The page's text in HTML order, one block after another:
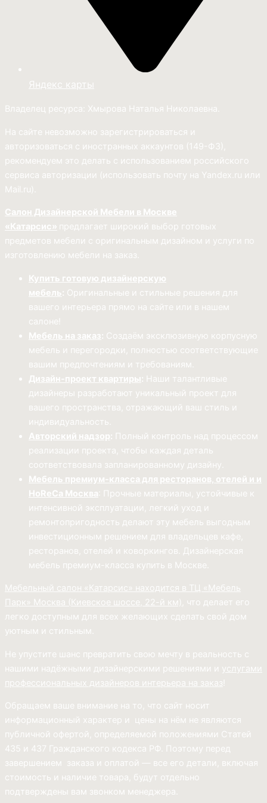
Яндекс карты
Владелец ресурса: Хмырова Наталья Николаевна.
На сайте невозможно зарегистрироваться и
авторизоваться с иностранных аккаунтов (149-ФЗ),
рекомендуем это делать с использованием российского
сервиса авторизации (использовать почту на Yandex.ru или
Mail.ru).
Салон Дизайнерской Мебели в Москве
«Катарсис» предлагает широкий выбор готовых
предметов мебели с оригинальным дизайном и услуги по
изготовлению мебели на заказ.
Купить готовую дизайнерскую
мебель: Оригинальные и стильные решения для
вашего интерьера прямо на сайте или в нашем
салоне!
Мебель на заказ: Создаём эксклюзивную корпусную
мебель и перегородки, полностью соответствующие
вашим предпочтениям и требованиям.
Дизайн-проект квартиры: Наши талантливые
дизайнеры разработают уникальный проект для
вашего пространства, отражающий ваш стиль и
индивидуальность.
Авторский надзор: Полный контроль над процессом
реализации проекта, чтобы каждая деталь
соответствовала запланированному дизайну.
Мебель премиум-класса для ресторанов, отелей и и
HoReCa Москва : Прочные материалы, устойчивые к
интенсивной эксплуатации, легкий уход и
ремонтопригодность делают эту мебель выгодным
инвестиционным решением для владельцев кафе,
ресторанов, отелей и коворкингов. Дизайнерская
мебель премиум-класса купить в Москве.
Мебельный салон «Катарсис» находится в ТЦ «Мебель
Парк» Москва ( Киевское шоссе, 22-й км)
, что делает его
легко доступным для всех желающих сделать свой дом
уютным и стильным.
Не упустите шанс превратить свою мечту в реальность с
нашими надёжными дизайнерскими решениями и услугами
профессиональных дизайнеров интерьера на заказ
Обращаем ваше внимание на то, что сайт носит
информационный характер и цены на нём не являются
публичной офертой, определяемой положениями Статей
435 и 437 Гражданского кодекса РФ. Поэтому перед
завершением заказа и оплатой — все его детали, включая
стоимость и наличие товара, будут отдельно
подтверждены вам звонком менеджера.